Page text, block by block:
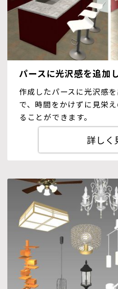
パースに光沢感を追加
作成したパースに光沢感
で、時間をかけずに見栄
ることができます。
詳しく